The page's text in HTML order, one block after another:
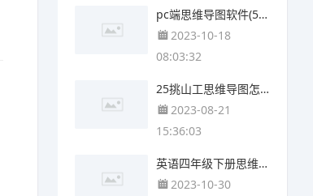
pc端思维导图软件(5张附下载)
2023-10-18
08:03:32
25挑山工思维导图怎么画(4个可下载)
2023-08-21
15:36:03
英语四年级下册思维导图四单元(4个附下载)
2023-10-30